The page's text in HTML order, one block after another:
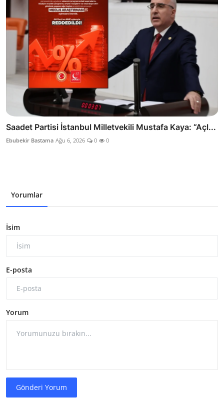
Saadet Partisi İstanbul Milletvekili Mustafa Kaya: “Açl...
Ebubekir Bastama Ağu 6, 2026 0 0
Yorumlar
İsim
E-posta
Yorum
Gönderi Yorum